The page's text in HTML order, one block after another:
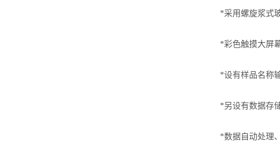
*采用螺旋浆式
*彩色触摸大屏
*设有样品名称
*另设有数据存
*数据自动处理